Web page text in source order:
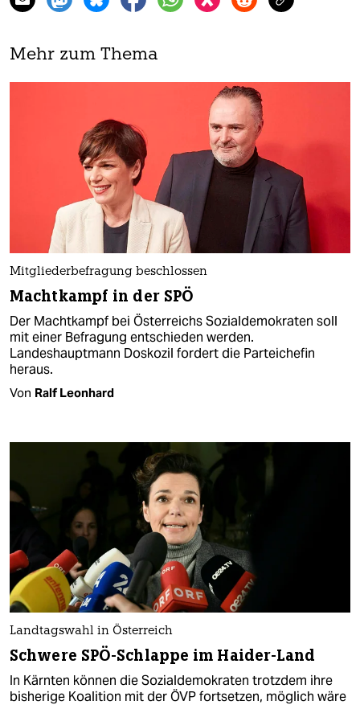
Mehr zum Thema
Mitgliederbefragung beschlossen
Machtkampf in der SPÖ
Der Machtkampf bei Österreichs Sozialdemokraten soll
mit einer Befragung entschieden werden.
Landeshauptmann Doskozil fordert die Parteichefin
heraus.
Von Ralf Leonhard
Landtagswahl in Österreich
Schwere SPÖ-Schlappe im Haider-Land
In Kärnten können die Sozialdemokraten trotzdem ihre
bisherige Koalition mit der ÖVP fortsetzen, möglich wäre